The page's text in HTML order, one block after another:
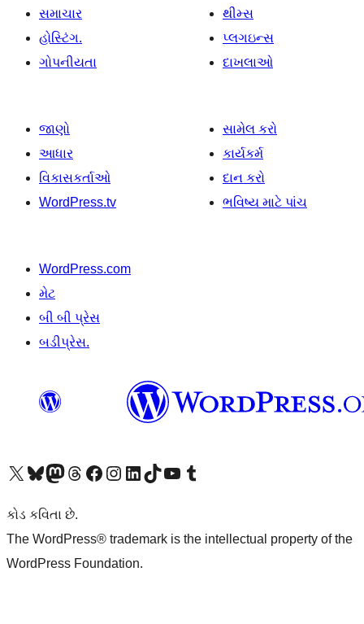
સમાચાર
હોસ્ટિંગ.
ગોપનીયતા
થીમ્સ
પ્લગઇન્સ
દાખલાઓ
જાણો
આધાર
વિકાસકર્તાઓ
WordPress.tv
સામેલ કરો
કાર્યકર્મ
દાન કરો
ભવિષ્ય માટે પાંચ
WordPress.com
મેટ
બી બી પ્રેસ
બડીપ્રેસ.
અમારા X (અગાઉ ટ્વિટર) એકાઉન્ટની મુલાકાત લોઅમારા Bluesky એકાઉન્ટની મુલાકાત લોઅમારા માસ્ટોડોન એકાઉન્ટની મુલાકાત લોઅમારા Threads એકાઉન્ટની મુલાકાત લો અમારા ફેસબુક પેજની મુલાકાત લોઅમારા ઇન્સ્ટાગ્રામ એકાઉન્ટની મુલાકાત લો અમારા LinkedIn એકાઉન્ટની મુલાકાત લોઅમારા TikTok એકાઉન્ટની મુલાકાત લોઅમારી YouTube ચેનલની મુલાકાત લો અમારા Tumblr એકાઉન્ટની મુલાકાત લો
કોડ કવિતા છે.
The WordPress® trademark is the intellectual property of the
WordPress Foundation.